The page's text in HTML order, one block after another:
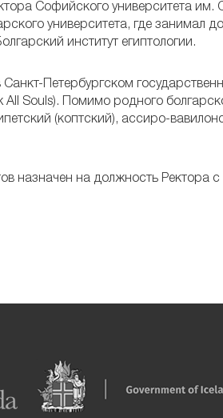
Софийского университета им.
университета, где занимал
институт египтологии.
Петербургском
Souls). Помимо родного
(коптский), ассиро-
назначен на должность Ректора